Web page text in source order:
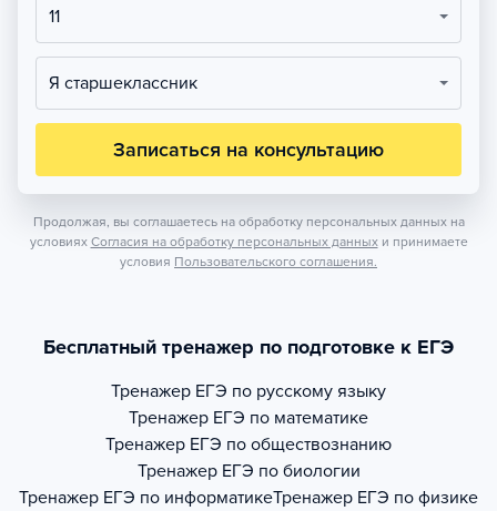
11
Я старшеклассник
Записаться на консультацию
Продолжая, вы соглашаетесь на обработку персональных данных на
условиях Согласия на обработку персональных данных и принимаете
условия Пользовательского соглашения.
Бесплатный тренажер по подготовке к ЕГЭ
Тренажер ЕГЭ по русскому языку
Тренажер ЕГЭ по математике
Тренажер ЕГЭ по обществознанию
Тренажер ЕГЭ по биологии
Тренажер ЕГЭ по информатикеТренажер ЕГЭ по физике